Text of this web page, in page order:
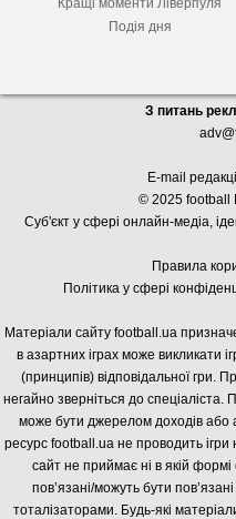
Кращі моменти Ліверпуля
Подія дня
З питань
E-mail
© 2025 football
Суб'єкт у сфері онлайн-медіа, і
Правила
Політика у сфері
Матеріали сайту football.ua
в азартних іграх може викликати
(принципів) відповідальної гри.
негайно зверніться до
може бути джерелом доходів або
ресурс football.ua не проводить ігри
сайт не приймає ні в якій формі
пов’язані/можуть бути
тоталізаторами. Будь-які